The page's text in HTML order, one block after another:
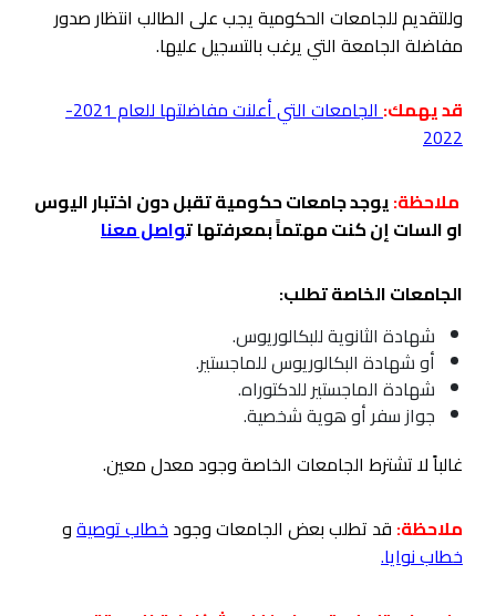
وللتقديم للجامعات الحكومية يجب على الطالب انتظار صدور
مفاضلة الجامعة التي يرغب بالتسجيل عليها.
قد يهمك:الجامعات التي أعلنت مفاضلتها للعام 2021
-
2022
ملاحظة:يوجد جامعات حكومية تقبل دون اختبار اليوس
او السات إن كنت مهتماً بمعرفتهاتواصل معنا
الجامعات الخاصة تطلب:
شهادة الثانوية للبكالوريوس.
أو شهادة البكالوريوس للماجستير.
شهادة الماجستير للدكتوراه.
جواز سفر أو هوية شخصية.
غالباً لا تشترط الجامعات الخاصة وجود معدل معين.
ملاحظة: قد تطلب بعض الجامعات وجودخطاب توصيةو
خطاب نوايا.